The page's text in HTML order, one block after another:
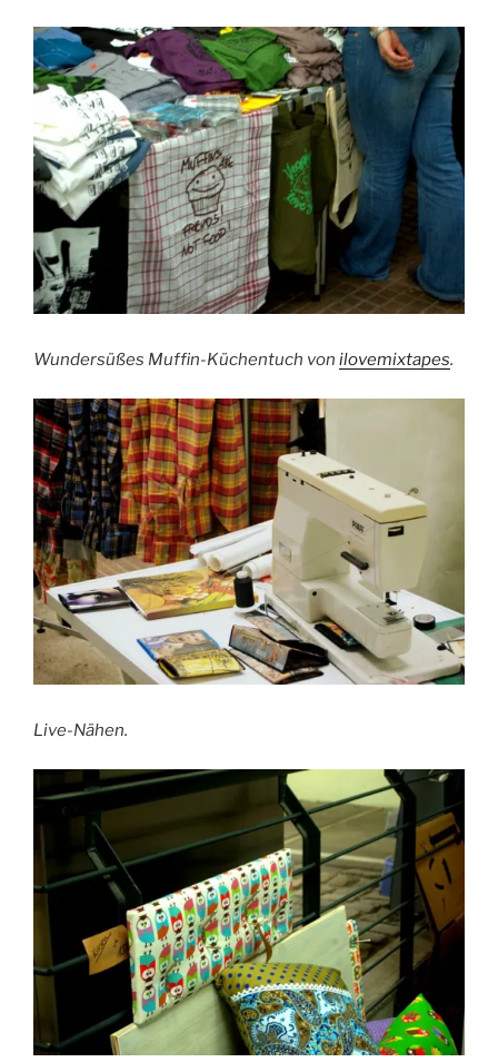
Wundersüßes Muffin-Küchentuch von ilovemixtapes.
Live-Nähen.